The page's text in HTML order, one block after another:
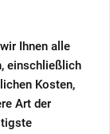
Ihnen alle
einschließlich
Kosten,
Art der